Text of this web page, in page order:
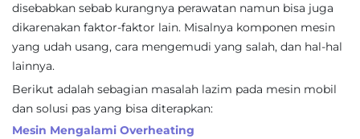
disebabkan sebab kurangnya perawatan namun bisa juga
dikarenakan faktor-faktor lain. Misalnya komponen mesin
yang udah usang, cara mengemudi yang salah, dan hal-hal
lainnya.
Berikut adalah sebagian masalah lazim pada mesin mobil
dan solusi pas yang bisa diterapkan:
Mesin Mengalami Overheating